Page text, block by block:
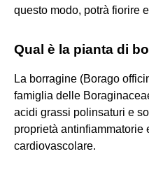
questo modo, potrà fiorire
Qual è la pianta di
La borragine (Borago
famiglia delle
acidi grassi polinsaturi e
proprietà antinfiammatorie
cardiovascolare.